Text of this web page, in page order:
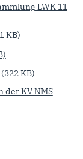
LWK 11
KB)
(322 KB)
der KV NMS